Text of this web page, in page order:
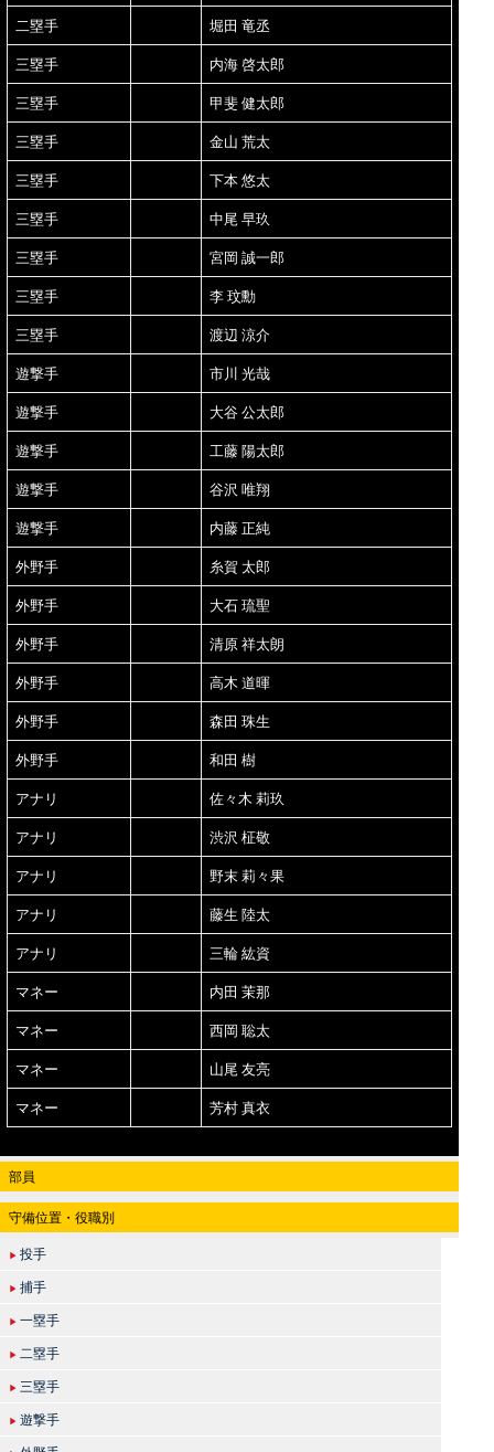
二塁手 堀田 竜丞
三塁手 内海 啓太郎
三塁手 甲斐 健太郎
三塁手 金山 荒太
三塁手 下本 悠太
三塁手 中尾 早玖
三塁手 宮岡 誠一郎
三塁手 李 玟勳
三塁手 渡辺 涼介
遊撃手 市川 光哉
遊撃手 大谷 公太郎
遊撃手 工藤 陽太郎
遊撃手 谷沢 唯翔
遊撃手 内藤 正純
外野手 糸賀 太郎
外野手 大石 琉聖
外野手 清原 祥太朗
外野手 高木 道暉
外野手 森田 珠生
外野手 和田 樹
アナリ 佐々木 莉玖
アナリ 渋沢 柾敬
アナリ 野末 莉々果
アナリ 藤生 陸太
アナリ 三輪 紘資
マネー 内田 茉那
マネー 西岡 聡太
マネー 山尾 友亮
マネー 芳村 真衣
部員
守備位置・役職別
▶ 投手
▶ 捕手
▶ 一塁手
▶ 二塁手
▶ 三塁手
▶ 遊撃手